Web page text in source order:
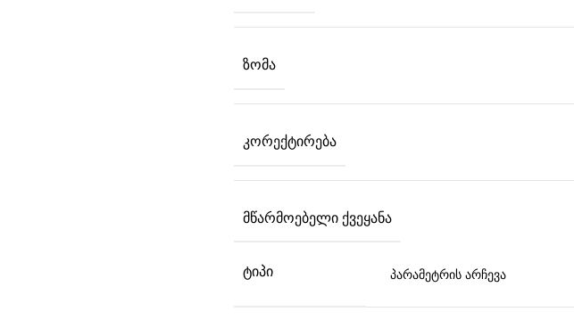
ᲖᲝᲛᲐ
ᲙᲝᲠᲔᲥᲢᲘᲠᲔᲑᲐ
ᲛᲬᲐᲠᲛᲝᲔᲑᲔᲚᲘ ᲥᲕᲔᲧᲐᲜᲐ
ᲢᲘᲞᲘ